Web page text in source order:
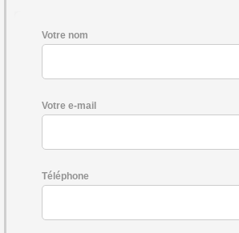
Votre nom
Votre e-mail
Téléphone